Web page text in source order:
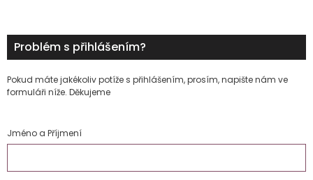
Problém s přihlášením?
Pokud máte jakékoliv potíže s přihlášením, prosím, napište nám ve
formuláři níže. Děkujeme
Jméno a Příjmení